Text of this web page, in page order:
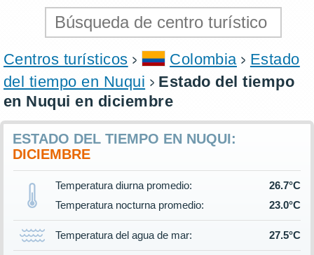
Centros turísticos Colombia
Estado
del tiempo en Nuqui
Estado del tiempo
en Nuqui en diciembre
ESTADO DEL TIEMPO EN NUQUI:
DICIEMBRE
Temperatura diurna promedio:
26.7°C
Temperatura nocturna promedio:
23.0°C
Temperatura del agua de mar: 27.5°C